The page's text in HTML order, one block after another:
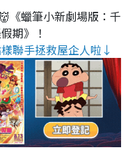
《蠟筆小新劇場版：千
期》！
聯手拯救屋企人啦↓